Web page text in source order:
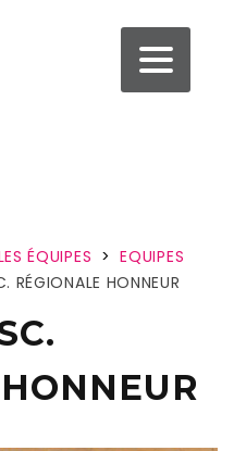
ÉQUIPES > EQUIPES
RÉGIONALE HONNEUR